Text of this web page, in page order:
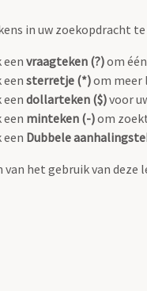
in uw zoekopdracht
eenvraagteken (?)om
eensterretje (*)om meer
eendollarteken ($)voor
een minteken (-)om
een Dubbele
van het gebruik van